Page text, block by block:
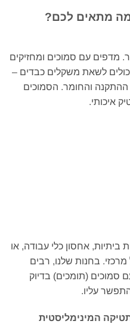
מה מתאים לכם?
מדפים עם סמוכים ומחזיקים
לשאת משקלים כבדים –
ההתקנה והחומר. הסמוכים
איכותי.
ביתיות, אחסון כלי עבודה, או
בחנות שלנו, רבים
סמוכים (תומכים) בדיוק
עליו.
המינימליסטית